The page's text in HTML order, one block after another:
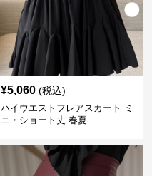
¥5,060 (税込)
ハイウエストフレアスカート ミ
ニ・ショート丈 春夏